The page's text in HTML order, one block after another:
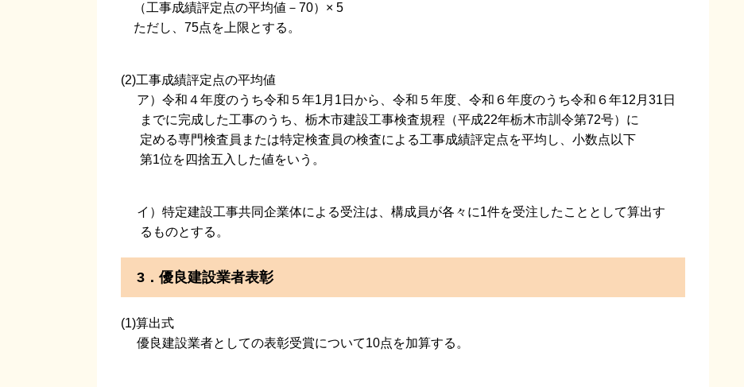
（工事成績評定点の平均値－70）× 5
ただし、75点を上限とする。
(2)工事成績評定点の平均値
ア）令和４年度のうち令和５年1月1日から、令和５年度、令和６年度のうち令和６年12月31日
までに完成した工事のうち、栃木市建設工事検査規程（平成22年栃木市訓令第72号）に
定める専門検査員または特定検査員の検査による工事成績評定点を平均し、小数点以下
第1位を四捨五入した値をいう。
イ）特定建設工事共同企業体による受注は、構成員が各々に1件を受注したこととして算出す
るものとする。
3．優良建設業者表彰
(1)算出式
優良建設業者としての表彰受賞について10点を加算する。